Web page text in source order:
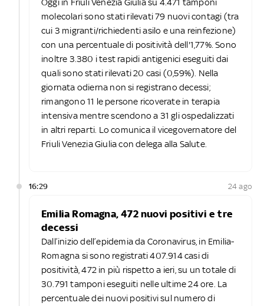
molecolari sono stati rilevati 79 nuovi contagi (tra
cui 3 migranti/richiedenti asilo e una reinfezione)
con una percentuale di positività dell'1,77%. Sono
inoltre 3.380 i test rapidi antigenici eseguiti dai
quali sono stati rilevati 20 casi (0,59%). Nella
giornata odierna non si registrano decessi;
rimangono 11 le persone ricoverate in terapia
intensiva mentre scendono a 31 gli ospedalizzati
in altri reparti. Lo comunica il vicegovernatore del
Friuli Venezia Giulia con delega alla Salute.
16:29 24 ago
Emilia Romagna, 472 nuovi positivi e tre
decessi
Dall’inizio dell’epidemia da Coronavirus, in Emilia-
Romagna si sono registrati 407.914 casi di
positività, 472 in più rispetto a ieri, su un totale di
30.791 tamponi eseguiti nelle ultime 24 ore. La
percentuale dei nuovi positivi sul numero di